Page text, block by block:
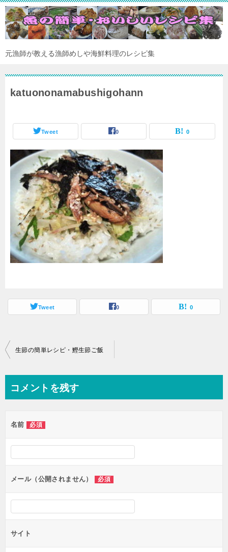
元漁師が教える漁師めしや海鮮料理のレシピ集
katuononamabushigohann
Tweet 0 0
Tweet 0 0
投
ビ
ー
シ
ョ
ン
生節の簡単レシピ・鰹生節ご飯
コメントを残す
名前 必須
メール（公開されません） 必須
サイト